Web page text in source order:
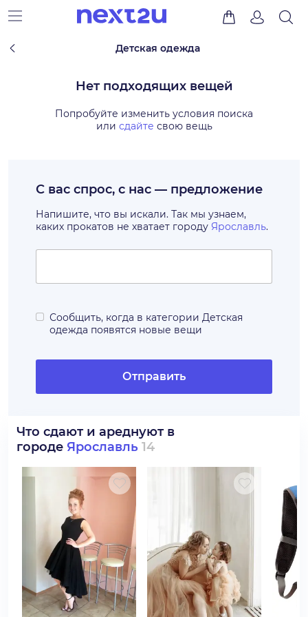
Детская одежда
Нет подходящих вещей
Попробуйте изменить условия поиска
или сдайте свою вещь
С вас спрос, с нас — предложение
Напишите, что вы искали. Так мы узнаем,
каких прокатов не хватает городу Ярославль.
Сообщить, когда в категории Детская
одежда появятся новые вещи
Отправить
Что сдают и ареднуют в
городе Ярославль 14